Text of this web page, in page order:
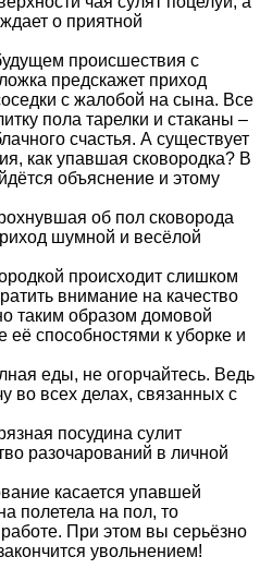
о приятной
происшествия с
предскажет приход
с жалобой на сына. Все
пола тарелки и стаканы –
счастья. А существует
как упавшая сковородка? В
объяснение и этому
об пол сковорода
шумной и весёлой
происходит слишком
внимание на качество
таким образом домовой
способностями к уборке и
еды, не огорчайтесь. Ведь
во всех делах, связанных с
посудина сулит
разочарований в личной
касается упавшей
полетела на пол, то
При этом вы серьёзно
увольнением!